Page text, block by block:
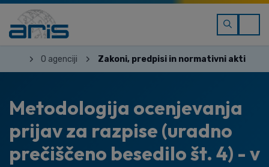
O agenciji Zakoni, predpisi in normativni akti
Metodologija ocenjevanja
prijav za razpise (uradno
prečiščeno besedilo št. 4) - v